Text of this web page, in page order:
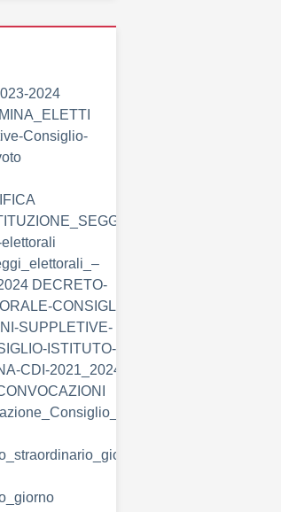
2024
Consiglio-
DECRETO-
CONSIGLIO-
SUPPLETIVE-
ISTITUTO-
CDI-2021_2024